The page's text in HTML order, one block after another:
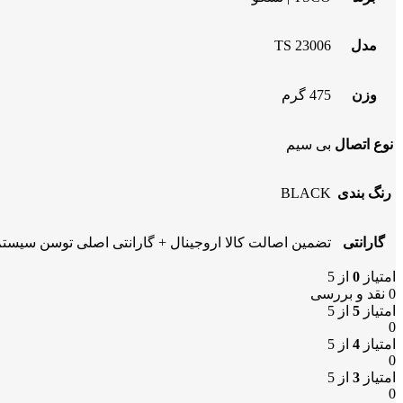
مدل TS 23006
وزن 475 گرم
نوع اتصال بی سیم
رنگ بندی BLACK
گارانتی تضمین اصالت کالا اروجینال + گارانتی اصلی توسن
امتیاز 0 از 5
0 نقد و بررسی
امتیاز 5 از 5
0
امتیاز 4 از 5
0
امتیاز 3 از 5
0